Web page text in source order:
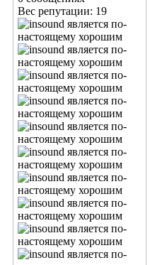
Вес репутации: 19